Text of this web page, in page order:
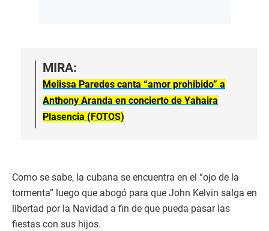
MIRA:
Melissa Paredes canta “amor prohibido” a
Anthony Aranda en concierto de Yahaira
Plasencia (FOTOS)
Como se sabe, la cubana se encuentra en el “ojo de la
tormenta” luego que abogó para que John Kelvin salga en
libertad por la Navidad a fin de que pueda pasar las
fiestas con sus hijos.